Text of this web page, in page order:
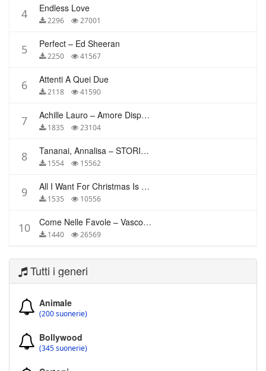
4 Endless Love
2296 27001
5 Perfect – Ed Sheeran
2250 41567
6 Attenti A Quei Due
2118 41590
7 Achille Lauro – Amore Disperato
1835 23104
8 Tananai, Annalisa – STORIE BREVI
1554 15562
9 All I Want For Christmas Is You – Mariah Carey
1535 10556
10 Come Nelle Favole – Vasco Rossi
1440 26569
Tutti i generi
Animale
(200 suonerie)
Bollywood
(345 suonerie)